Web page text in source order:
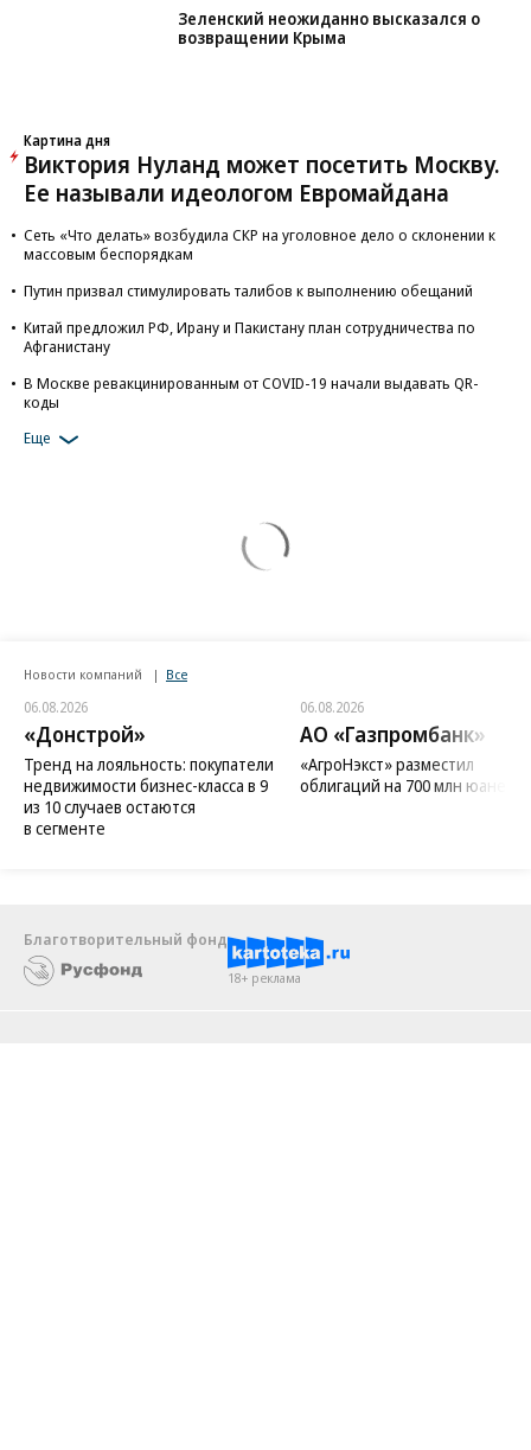
Зеленский неожиданно высказался о
Картина дня
Виктория Нуланд может посетить Москву.
Ее называли идеологом Евромайдана
Сеть «Что делать» возбудила СКР на уголовное дело о склонении к
массовым беспорядкам
Путин призвал стимулировать талибов к выполнению обещаний
Китай предложил РФ, Ирану и Пакистану план сотрудничества по
Афганистану
коды
Новости компаний
06.08.2026
«Донстрой»
Тренд на лояльность: покупатели
недвижимости бизнес-класса в 9
из 10 случаев остаются
06.08.2026
АО «Газпромбанк»
«АгроНэкст» разместил
Благотворительный фонд